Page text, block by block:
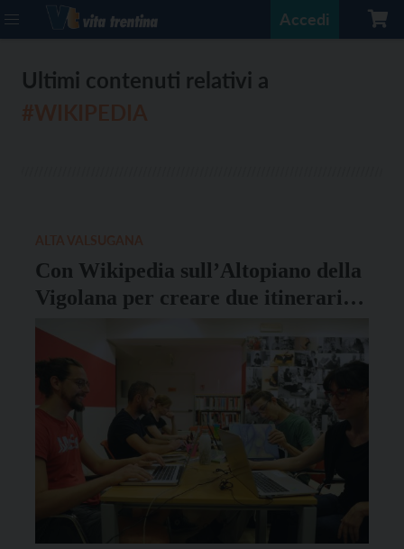
Accedi
Ultimi contenuti relativi a
Con Wikipedia sull’Altopiano della
Vigolana per creare due itinerari
podcast